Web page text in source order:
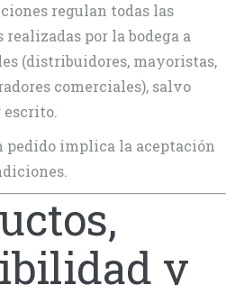
regulan todas las
por la bodega a
(distribuidores, mayoristas,
comerciales), salvo
escrito.
pedido implica la aceptación
y